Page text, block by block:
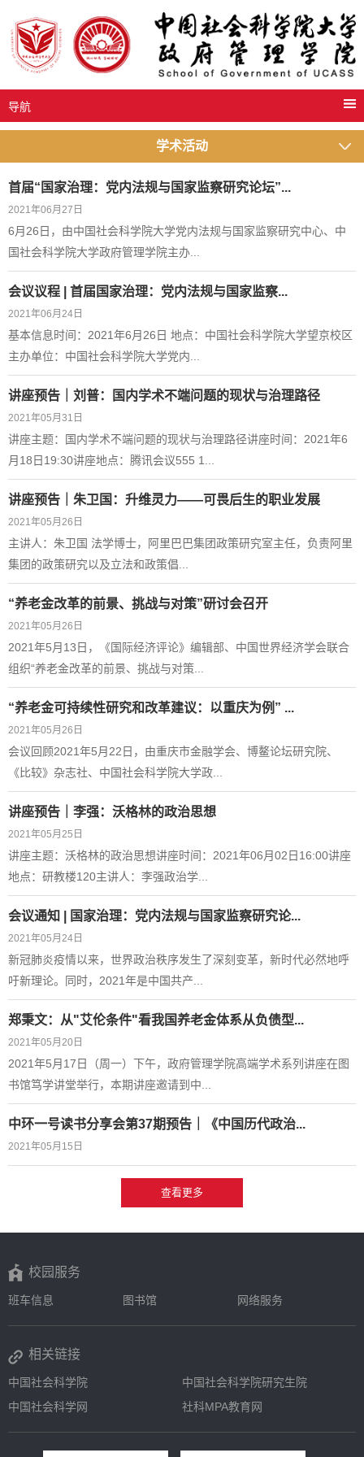
导航
学术活动
首届“国家治理：党内法规与国家监察研究论坛”...
2021年06月27日
​6月26日，由中国社会科学院大学党内法规与国家监察研究中心、中
国社会科学院大学政府管理学院主办...
会议议程 | ​首届国家治理：党内法规与国家监察...
2021年06月24日
基本信息时间：2021年6月26日 地点：中国社会科学院大学望京校区
主办单位：中国社会科学院大学党内...
讲座预告｜刘普：国内学术不端问题的现状与治理路径
2021年05月31日
讲座主题：国内学术不端问题的现状与治理路径讲座时间：2021年6
月18日19:30讲座地点：腾讯会议555 1...
讲座预告｜朱卫国：升维灵力——可畏后生的职业发展
2021年05月26日
主讲人：朱卫国 法学博士，阿里巴巴集团政策研究室主任，负责阿里
集团的政策研究以及立法和政策倡...
“养老金改革的前景、挑战与对策”研讨会召开
2021年05月26日
2021年5月13日，《国际经济评论》编辑部、中国世界经济学会联合
组织“养老金改革的前景、挑战与对策...
“养老金可持续性研究和改革建议：以重庆为例” ...
2021年05月26日
会议回顾2021年5月22日，由重庆市金融学会、博鳌论坛研究院、
《比较》杂志社、中国社会科学院大学政...
讲座预告｜李强：沃格林的政治思想
2021年05月25日
讲座主题：沃格林的政治思想讲座时间：2021年06月02日16:00讲座
地点：研教楼120主讲人：李强政治学...
会议通知 | 国家治理：党内法规与国家监察研究论...
2021年05月24日
新冠肺炎疫情以来，世界政治秩序发生了深刻变革，新时代必然地呼
吁新理论。同时，2021年是中国共产...
郑秉文：从"艾伦条件"看我国养老金体系从负债型...
2021年05月20日
2021年5月17日（周一）下午，政府管理学院高端学术系列讲座在图
书馆笃学讲堂举行，本期讲座邀请到中...
中环一号读书分享会第37期预告｜《中国历代政治...
2021年05月15日
查看更多
校园服务
班车信息 图书馆 网络服务
相关链接
中国社会科学院
中国社会科学院研究生院
中国社会科学网
社科MPA教育网